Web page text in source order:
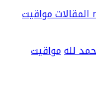
المقالاتمواقيت
للهمواقيت